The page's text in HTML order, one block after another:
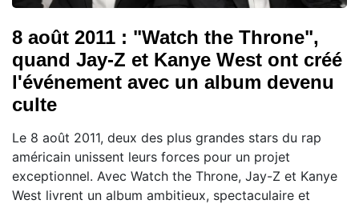
8 août 2011 : "Watch the Throne",
quand Jay-Z et Kanye West ont créé
l'événement avec un album devenu
culte
Le 8 août 2011, deux des plus grandes stars du rap
américain unissent leurs forces pour un projet
exceptionnel. Avec Watch the Throne, Jay-Z et Kanye
West livrent un album ambitieux, spectaculaire et